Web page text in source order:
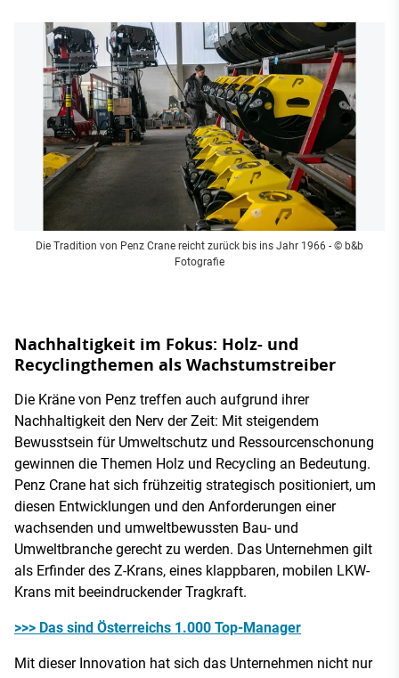
Die Tradition von Penz Crane reicht zurück bis ins Jahr 1966 - © b&b
Fotografie
Nachhaltigkeit im Fokus: Holz- und
Recyclingthemen als Wachstumstreiber
Die Kräne von Penz treffen auch aufgrund ihrer
Nachhaltigkeit den Nerv der Zeit: Mit steigendem
Bewusstsein für Umweltschutz und Ressourcenschonung
gewinnen die Themen Holz und Recycling an Bedeutung.
Penz Crane hat sich frühzeitig strategisch positioniert, um
diesen Entwicklungen und den Anforderungen einer
wachsenden und umweltbewussten Bau- und
Umweltbranche gerecht zu werden. Das Unternehmen gilt
als Erfinder des Z-Krans, eines klappbaren, mobilen LKW-
Krans mit beeindruckender Tragkraft.
>>> Das sind Österreichs 1.000 Top-Manager
Mit dieser Innovation hat sich das Unternehmen nicht nur